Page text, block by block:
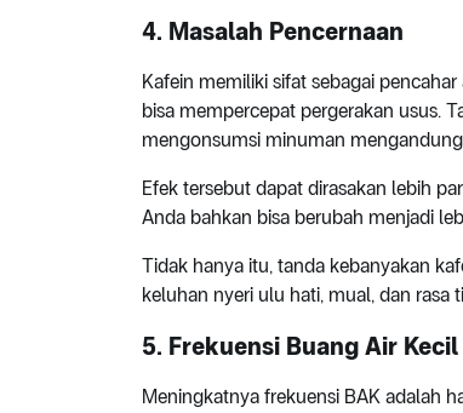
4. Masalah Pencernaan
Kafein memiliki sifat sebagai
bisa mempercepat pergerakan usus.
mengonsumsi minuman
Efek tersebut dapat dirasakan lebih
Anda bahkan bisa berubah menjadi
Tidak hanya itu, tanda kebanyakan
keluhan nyeri ulu hati, mual, dan rasa
5. Frekuensi Buang Air
Meningkatnya frekuensi BAK adalah